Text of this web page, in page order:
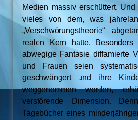
Medien massiv erschüttert.
vieles von dem, was
„Verschwörungstheorie“
realen Kern hatte.
abwegige Fantasie diffamierte
und Frauen seien
geschwängert und ihre
weggenommen worden,
verstörende Dimension.
Tagebücher eines